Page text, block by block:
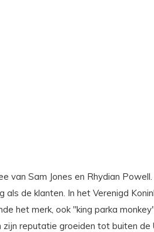
van Sam Jones en Rhydian Powell.
de klanten. In het Verenigd
het merk, ook "king parka
reputatie groeiden tot buiten de